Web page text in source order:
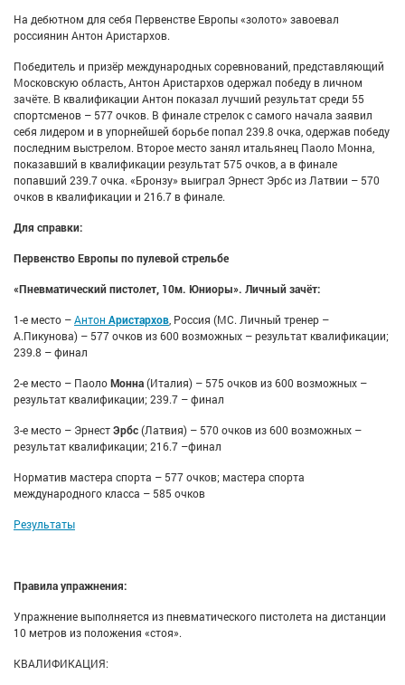
На дебютном для себя Первенстве Европы «золото» завоевал
россиянин Антон Аристархов.
Победитель и призёр международных соревнований, представляющий
Московскую область, Антон Аристархов одержал победу в личном
зачёте. В квалификации Антон показал лучший результат среди 55
спортсменов – 577 очков. В финале стрелок с самого начала заявил
себя лидером и в упорнейшей борьбе попал 239.8 очка, одержав победу
последним выстрелом. Второе место занял итальянец Паоло Монна,
показавший в квалификации результат 575 очков, а в финале
попавший 239.7 очка. «Бронзу» выиграл Эрнест Эрбс из Латвии – 570
очков в квалификации и 216.7 в финале.
Для справки:
Первенство Европы по пулевой стрельбе
«Пневматический пистолет, 10м. Юниоры». Личный зачёт:
1-е место –Антон Аристархов , Россия (МС. Личный тренер –
А.Пикунова) – 577 очков из 600 возможных – результат квалификации;
239.8 – финал
2-е место – ПаолоМонна(Италия) – 575 очков из 600 возможных –
результат квалификации; 239.7 – финал
3-е место – ЭрнестЭрбс(Латвия) – 570 очков из 600 возможных –
результат квалификации; 216.7 –финал
Норматив мастера спорта – 577 очков; мастера спорта
международного класса – 585 очков
Результаты
Правила упражнения:
Упражнение выполняется из пневматического пистолета на дистанции
10 метров из положения «стоя».
КВАЛИФИКАЦИЯ: